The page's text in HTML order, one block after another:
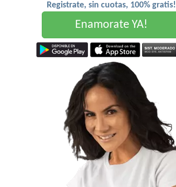
Registrate, sin cuotas, 100% gratis!
Enamorate YA!